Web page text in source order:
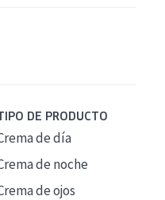
DE PRODUCTO
de día
de noche
de ojos